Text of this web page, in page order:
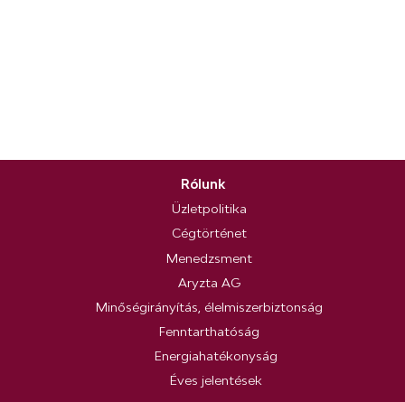
Rólunk
Üzletpolitika
Cégtörténet
Menedzsment
Aryzta AG
Minőségirányítás, élelmiszerbiztonság
Fenntarthatóság
Energiahatékonyság
Éves jelentések